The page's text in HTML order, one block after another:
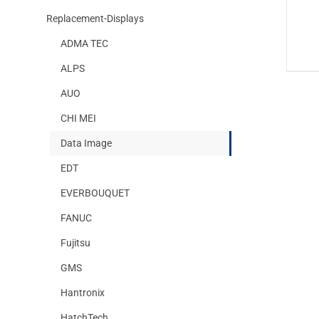
Replacement-Displays
ADMA TEC
ALPS
AUO
CHI MEI
Data Image
EDT
EVERBOUQUET
FANUC
Fujitsu
GMS
Hantronix